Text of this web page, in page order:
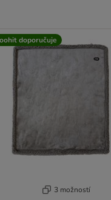
doporučuje
3 možností